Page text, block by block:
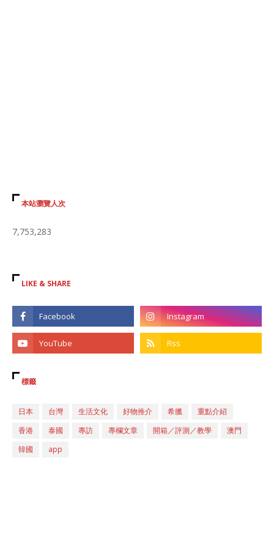
本站瀏覽人次
7,753,283
LIKE & SHARE
標籤
日本 台灣 生活文化 好物推介 希臘
重點介紹
香港
泰國 專訪 專欄文章 開箱／評測／教學
澳門
韓國
app